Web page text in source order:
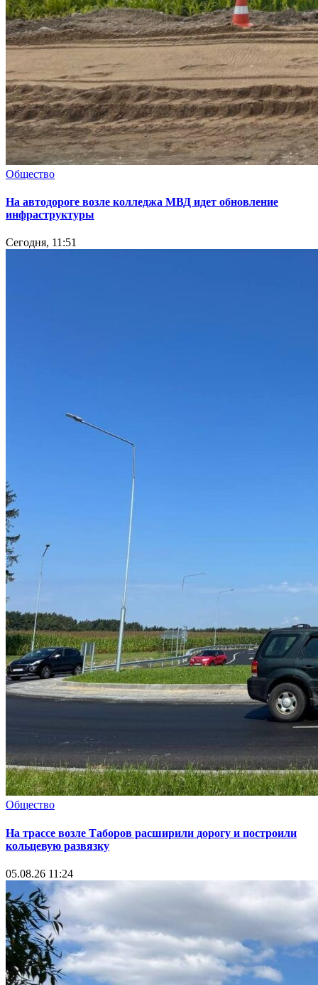
Общество
На автодороге возле колледжа МВД идет обновление
инфраструктуры
Сегодня, 11:51
Общество
На трассе возле Таборов расширили дорогу и построили
кольцевую развязку
05.08.26 11:24